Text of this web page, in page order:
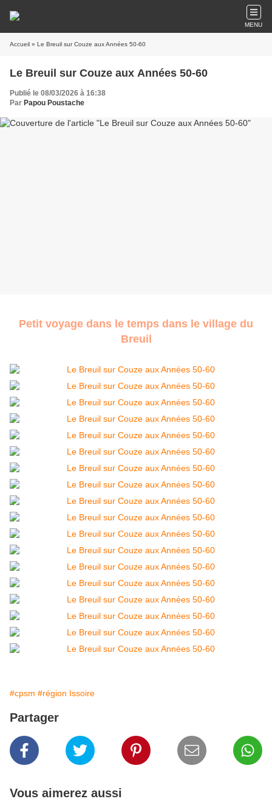
MENU
Accueil » Le Breuil sur Couze aux Années 50-60
Le Breuil sur Couze aux Années 50-60
Publié le 08/03/2026 à 16:38
Par Papou Poustache
Petit voyage dans le temps dans le village du
Breuil
#cpsm #région Issoire
Partager
Vous aimerez aussi